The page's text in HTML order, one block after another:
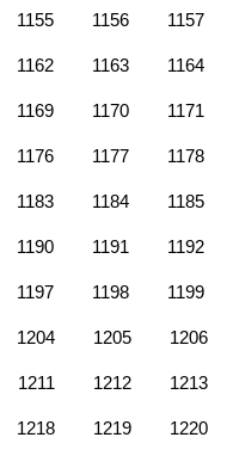
1155 1156 1157
1162 1163 1164
1169 1170 1171
1176 1177 1178
1183 1184 1185
1190 1191 1192
1197 1198 1199
1204 1205 1206
1211 1212 1213
1218 1219 1220